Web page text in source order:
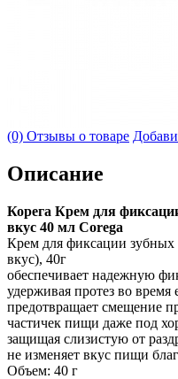
(0) Отзывы о товаре
Описание
Корега Крем для
вкус 40 мл Corega
Крем для фиксации зубных
вкус), 40г
обеспечивает надежную
удерживая протез во время
предотвращает смещение
частичек пищи даже под
защищая слизистую от
не изменяет вкус пищи
Объем: 40 г